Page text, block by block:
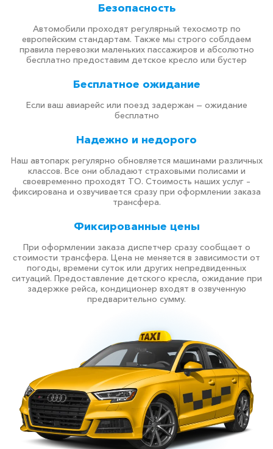
Безопасность
Автомобили проходят регулярный техосмотр по
европейским стандартам. Также мы строго соблдаем
правила перевозки маленьких пассажиров и абсолютно
бесплатно предоставим детское кресло или бустер
Бесплатное ожидание
Если ваш авиарейс или поезд задержан — ожидание
бесплатно
Надежно и недорого
Наш автопарк регулярно обновляется машинами различных
классов. Все они обладают страховыми полисами и
своевременно проходят ТО. Стоимость наших услуг –
фиксирована и озвучивается сразу при оформлении заказа
трансфера.
Фиксированные цены
При оформлении заказа диспетчер сразу сообщает о
стоимости трансфера. Цена не меняется в зависимости от
погоды, времени суток или других непредвиденных
ситуаций. Предоставление детского кресла, ожидание при
задержке рейса, кондиционер входят в озвученную
предварительно сумму.